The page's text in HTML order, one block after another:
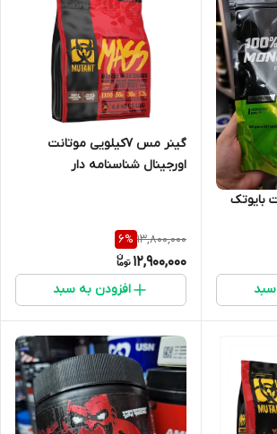
بایوتک
سبد
گینر مس ۷کیلویی موتانت
اورجینال شناسنامه دار
13,800,000
6%
12,900,000
افزودن به سبد